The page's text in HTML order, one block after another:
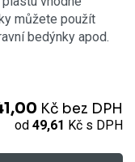
můžete použít
bedýnky apod.
Kč bez DPH
od 49,61 Kč s DPH